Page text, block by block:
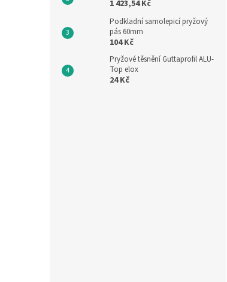
1 423,54 Kč
Podkladní samolepicí pryžový
pás 60mm
104 Kč
Pryžové těsnění Guttaprofil ALU-
Top elox
24 Kč